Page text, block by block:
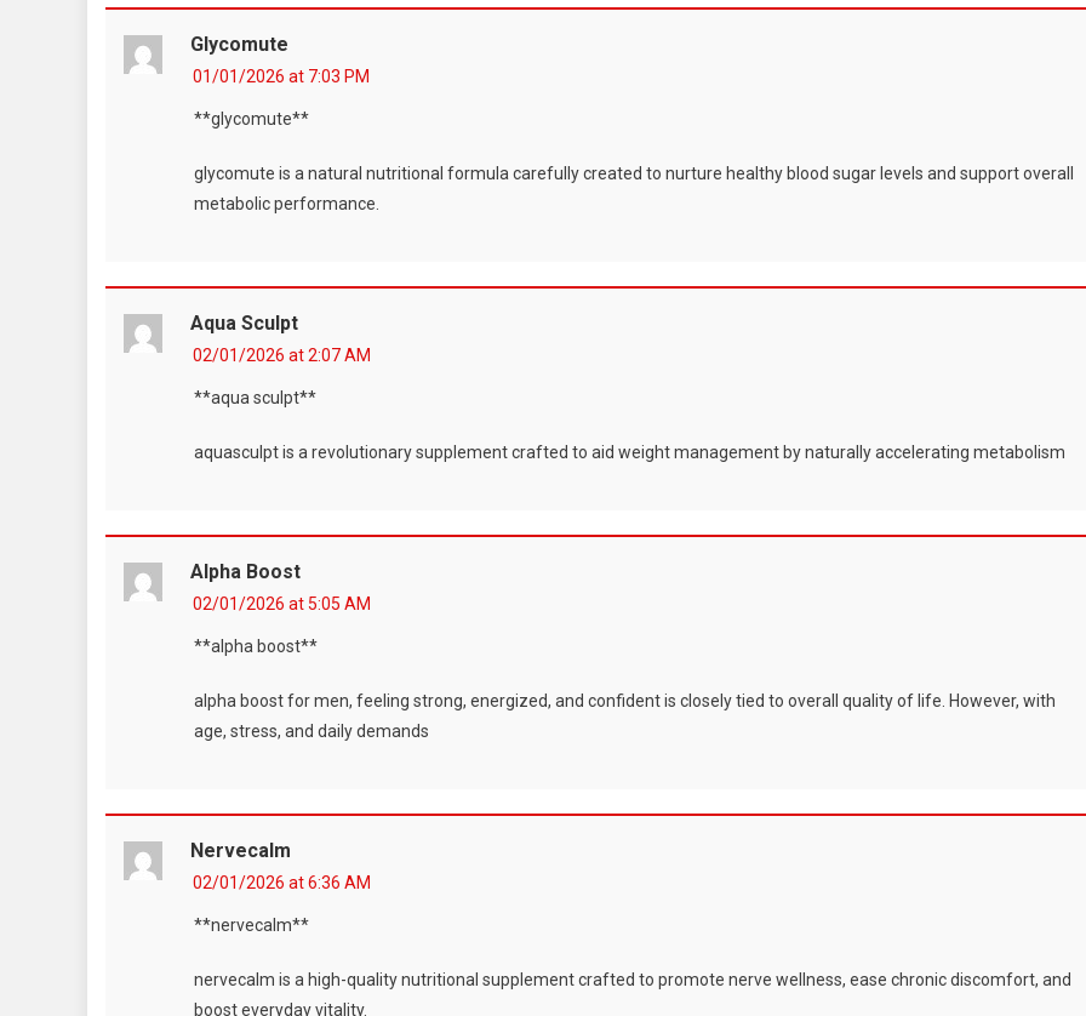
Glycomute
01/01/2026 at 7:03 PM
**glycomute**
glycomute is a natural nutritional formula carefully created to nurture healthy blood sugar levels and support overall
metabolic performance.
Aqua Sculpt
02/01/2026 at 2:07 AM
**aqua sculpt**
aquasculpt is a revolutionary supplement crafted to aid weight management by naturally accelerating metabolism
Alpha Boost
02/01/2026 at 5:05 AM
**alpha boost**
alpha boost for men, feeling strong, energized, and confident is closely tied to overall quality of life. However, with
age, stress, and daily demands
Nervecalm
02/01/2026 at 6:36 AM
**nervecalm**
nervecalm is a high-quality nutritional supplement crafted to promote nerve wellness, ease chronic discomfort, and
boost everyday vitality.